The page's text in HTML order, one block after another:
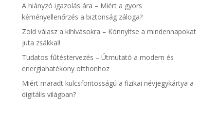
A hiányzó igazolás ára – Miért a gyors
kéményellenőrzés a biztonság záloga?
Zöld válasz a kihívásokra – Könnyítse a mindennapokat
juta zsákkal!
Tudatos fűtéstervezés – Útmutató a modern és
energiahatékony otthonhoz
Miért maradt kulcsfontosságú a fizikai névjegykártya a
digitális világban?